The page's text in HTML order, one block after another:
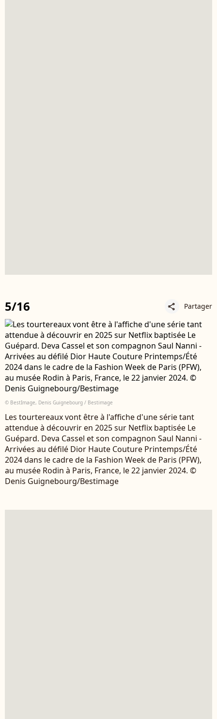
5/16 share Partager
© BestImage, Denis Guignebourg / Bestimage
Les tourtereaux vont être à l'affiche d'une série tant
attendue à découvrir en 2025 sur Netflix baptisée Le
Guépard. Deva Cassel et son compagnon Saul Nanni -
Arrivées au défilé Dior Haute Couture Printemps/Été
2024 dans le cadre de la Fashion Week de Paris (PFW),
au musée Rodin à Paris, France, le 22 janvier 2024. ©
Denis Guignebourg/Bestimage